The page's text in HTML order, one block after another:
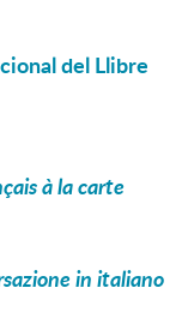
del Llibre
à la carte
in italiano